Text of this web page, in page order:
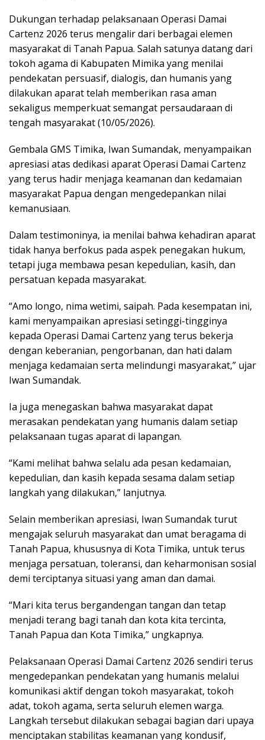
Dukungan terhadap pelaksanaan Operasi Damai
Cartenz 2026 terus mengalir dari berbagai elemen
masyarakat di Tanah Papua. Salah satunya datang dari
tokoh agama di Kabupaten Mimika yang menilai
pendekatan persuasif, dialogis, dan humanis yang
dilakukan aparat telah memberikan rasa aman
sekaligus memperkuat semangat persaudaraan di
tengah masyarakat (10/05/2026).
Gembala GMS Timika, Iwan Sumandak, menyampaikan
apresiasi atas dedikasi aparat Operasi Damai Cartenz
yang terus hadir menjaga keamanan dan kedamaian
masyarakat Papua dengan mengedepankan nilai
kemanusiaan.
Dalam testimoninya, ia menilai bahwa kehadiran aparat
tidak hanya berfokus pada aspek penegakan hukum,
tetapi juga membawa pesan kepedulian, kasih, dan
persatuan kepada masyarakat.
“Amo longo, nima wetimi, saipah. Pada kesempatan ini,
kami menyampaikan apresiasi setinggi-tingginya
kepada Operasi Damai Cartenz yang terus bekerja
dengan keberanian, pengorbanan, dan hati dalam
menjaga kedamaian serta melindungi masyarakat,” ujar
Iwan Sumandak.
Ia juga menegaskan bahwa masyarakat dapat
merasakan pendekatan yang humanis dalam setiap
pelaksanaan tugas aparat di lapangan.
“Kami melihat bahwa selalu ada pesan kedamaian,
kepedulian, dan kasih kepada sesama dalam setiap
langkah yang dilakukan,” lanjutnya.
Selain memberikan apresiasi, Iwan Sumandak turut
mengajak seluruh masyarakat dan umat beragama di
Tanah Papua, khususnya di Kota Timika, untuk terus
menjaga persatuan, toleransi, dan keharmonisan sosial
demi terciptanya situasi yang aman dan damai.
“Mari kita terus bergandengan tangan dan tetap
menjadi terang bagi tanah dan kota kita tercinta,
Tanah Papua dan Kota Timika,” ungkapnya.
Pelaksanaan Operasi Damai Cartenz 2026 sendiri terus
mengedepankan pendekatan yang humanis melalui
komunikasi aktif dengan tokoh masyarakat, tokoh
adat, tokoh agama, serta seluruh elemen warga.
Langkah tersebut dilakukan sebagai bagian dari upaya
menciptakan stabilitas keamanan yang kondusif,